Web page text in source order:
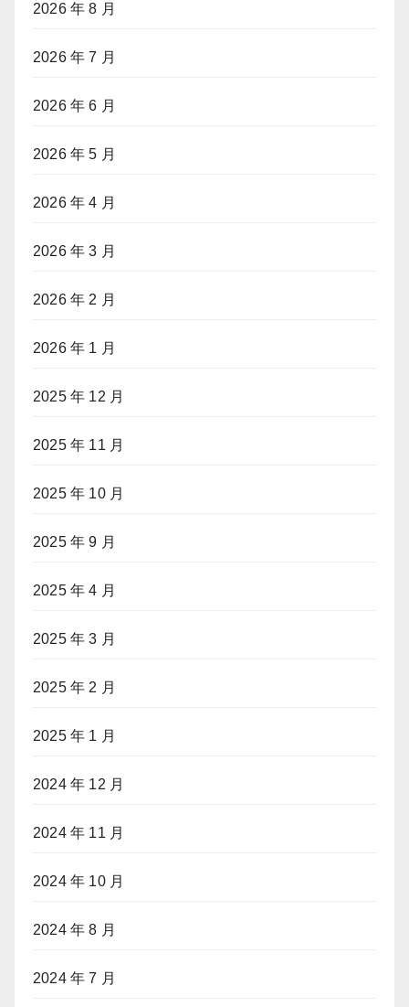
2026 年 8 月
2026 年 7 月
2026 年 6 月
2026 年 5 月
2026 年 4 月
2026 年 3 月
2026 年 2 月
2026 年 1 月
2025 年 12 月
2025 年 11 月
2025 年 10 月
2025 年 9 月
2025 年 4 月
2025 年 3 月
2025 年 2 月
2025 年 1 月
2024 年 12 月
2024 年 11 月
2024 年 10 月
2024 年 8 月
2024 年 7 月